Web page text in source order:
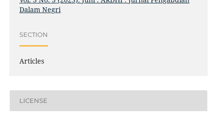
Dalam Negri
SECTION
Articles
LICENSE